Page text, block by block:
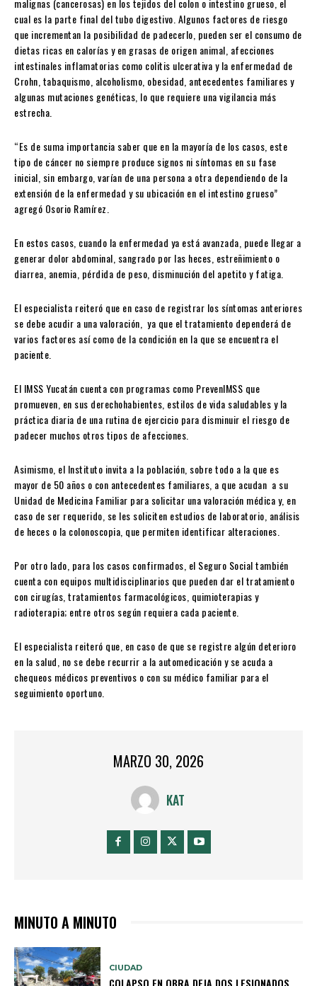
malignas (cancerosas) en los tejidos del colon o intestino grueso, el
cual es la parte final del tubo digestivo. Algunos factores de riesgo
que incrementan la posibilidad de padecerlo, pueden ser el consumo de
dietas ricas en calorías y en grasas de origen animal, afecciones
intestinales inflamatorias como colitis ulcerativa y la enfermedad de
Crohn, tabaquismo, alcoholismo, obesidad, antecedentes familiares y
algunas mutaciones genéticas, lo que requiere una vigilancia más
estrecha.
“Es de suma importancia saber que en la mayoría de los casos, este
tipo de cáncer no siempre produce signos ni síntomas en su fase
inicial, sin embargo, varían de una persona a otra dependiendo de la
extensión de la enfermedad y su ubicación en el intestino grueso”
agregó Osorio Ramírez.
En estos casos, cuando la enfermedad ya está avanzada, puede llegar a
generar dolor abdominal, sangrado por las heces, estreñimiento o
diarrea, anemia, pérdida de peso, disminución del apetito y fatiga.
El especialista reiteró que en caso de registrar los síntomas anteriores
se debe acudir a una valoración, ya que el tratamiento dependerá de
varios factores así como de la condición en la que se encuentra el
paciente.
El IMSS Yucatán cuenta con programas como PrevenIMSS que
promueven, en sus derechohabientes, estilos de vida saludables y la
práctica diaria de una rutina de ejercicio para disminuir el riesgo de
padecer muchos otros tipos de afecciones.
Asimismo, el Instituto invita a la población, sobre todo a la que es
mayor de 50 años o con antecedentes familiares, a que acudan a su
Unidad de Medicina Familiar para solicitar una valoración médica y, en
caso de ser requerido, se les soliciten estudios de laboratorio, análisis
de heces o la colonoscopia, que permiten identificar alteraciones.
Por otro lado, para los casos confirmados, el Seguro Social también
cuenta con equipos multidisciplinarios que pueden dar el tratamiento
con cirugías, tratamientos farmacológicos, quimioterapias y
radioterapia; entre otros según requiera cada paciente.
El especialista reiteró que, en caso de que se registre algún deterioro
en la salud, no se debe recurrir a la automedicación y se acuda a
chequeos médicos preventivos o con su médico familiar para el
seguimiento oportuno.
MARZO 30, 2026
KAT
MINUTO A MINUTO
CIUDAD
COLAPSO EN OBRA DEJA DOS LESIONADOS